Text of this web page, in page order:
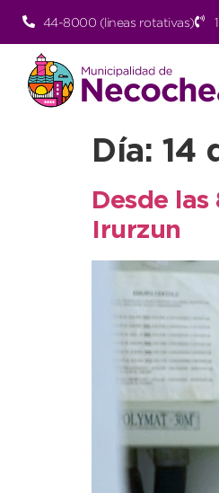
44-8000 (lineas rotativas)
Día: 14
Desde
Irurzun